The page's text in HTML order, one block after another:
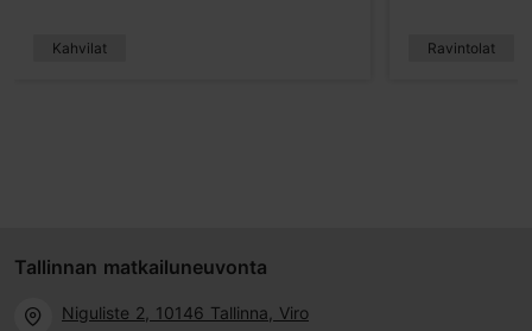
Kahvilat Ravintolat
Tallinnan matkailuneuvonta
Niguliste 2, 10146 Tallinna, Viro